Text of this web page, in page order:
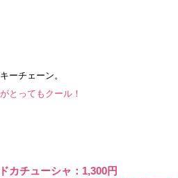
ーチェーン。
とってもクール！
カチューシャ：1,300円